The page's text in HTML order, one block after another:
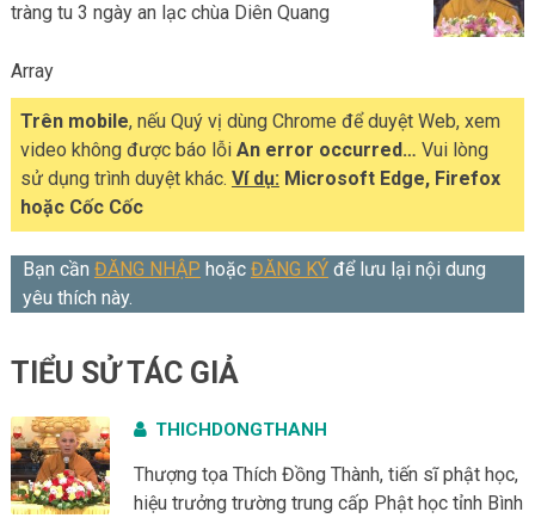
tràng tu 3 ngày an lạc chùa Diên Quang
Array
Trên mobile, nếu Quý vị dùng Chrome để duyệt Web, xem
video không được báo lỗi An error occurred… Vui lòng
sử dụng trình duyệt khác. Ví dụ: Microsoft Edge, Firefox
hoặc Cốc Cốc
Bạn cần ĐĂNG NHẬP hoặc ĐĂNG KÝđể lưu lại nội dung
yêu thích này.
TIỂU SỬ TÁC GIẢ
THICHDONGTHANH
Thượng tọa Thích Đồng Thành, tiến sĩ phật học,
hiệu trưởng trường trung cấp Phật học tỉnh Bình